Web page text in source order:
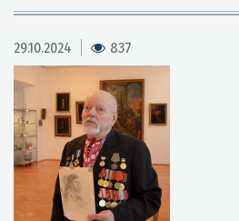
29.10.2024 837